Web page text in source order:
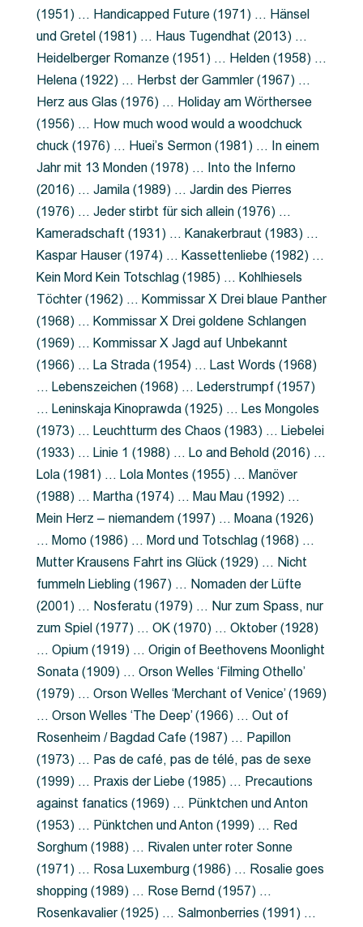
(1951) … Handicapped Future (1971) … Hänsel
und Gretel (1981) … Haus Tugendhat (2013) …
Heidelberger Romanze (1951) … Helden (1958) …
Helena (1922) … Herbst der Gammler (1967) …
Herz aus Glas (1976) … Holiday am Wörthersee
(1956) … How much wood would a woodchuck
chuck (1976) … Huei’s Sermon (1981) … In einem
Jahr mit 13 Monden (1978) … Into the Inferno
(2016) … Jamila (1989) … Jardin des Pierres
(1976) … Jeder stirbt für sich allein (1976) …
Kameradschaft (1931) … Kanakerbraut (1983) …
Kaspar Hauser (1974) … Kassettenliebe (1982) …
Kein Mord Kein Totschlag (1985) … Kohlhiesels
Töchter (1962) … Kommissar X Drei blaue Panther
(1968) … Kommissar X Drei goldene Schlangen
(1969) … Kommissar X Jagd auf Unbekannt
(1966) … La Strada (1954) … Last Words (1968)
… Lebenszeichen (1968) … Lederstrumpf (1957)
… Leninskaja Kinoprawda (1925) … Les Mongoles
(1973) … Leuchtturm des Chaos (1983) … Liebelei
(1933) … Linie 1 (1988) … Lo and Behold (2016) …
Lola (1981) … Lola Montes (1955) … Manöver
(1988) … Martha (1974) … Mau Mau (1992) …
Mein Herz – niemandem (1997) … Moana (1926)
… Momo (1986) … Mord und Totschlag (1968) …
Mutter Krausens Fahrt ins Glück (1929) … Nicht
fummeln Liebling (1967) … Nomaden der Lüfte
(2001) … Nosferatu (1979) … Nur zum Spass, nur
zum Spiel (1977) … OK (1970) … Oktober (1928)
… Opium (1919) … Origin of Beethovens Moonlight
Sonata (1909) … Orson Welles ‘Filming Othello’
(1979) … Orson Welles ‘Merchant of Venice’ (1969)
… Orson Welles ‘The Deep’ (1966) … Out of
Rosenheim / Bagdad Cafe (1987) … Papillon
(1973) … Pas de café, pas de télé, pas de sexe
(1999) … Praxis der Liebe (1985) … Precautions
against fanatics (1969) … Pünktchen und Anton
(1953) … Pünktchen und Anton (1999) … Red
Sorghum (1988) … Rivalen unter roter Sonne
(1971) … Rosa Luxemburg (1986) … Rosalie goes
shopping (1989) … Rose Bernd (1957) …
Rosenkavalier (1925) … Salmonberries (1991) …